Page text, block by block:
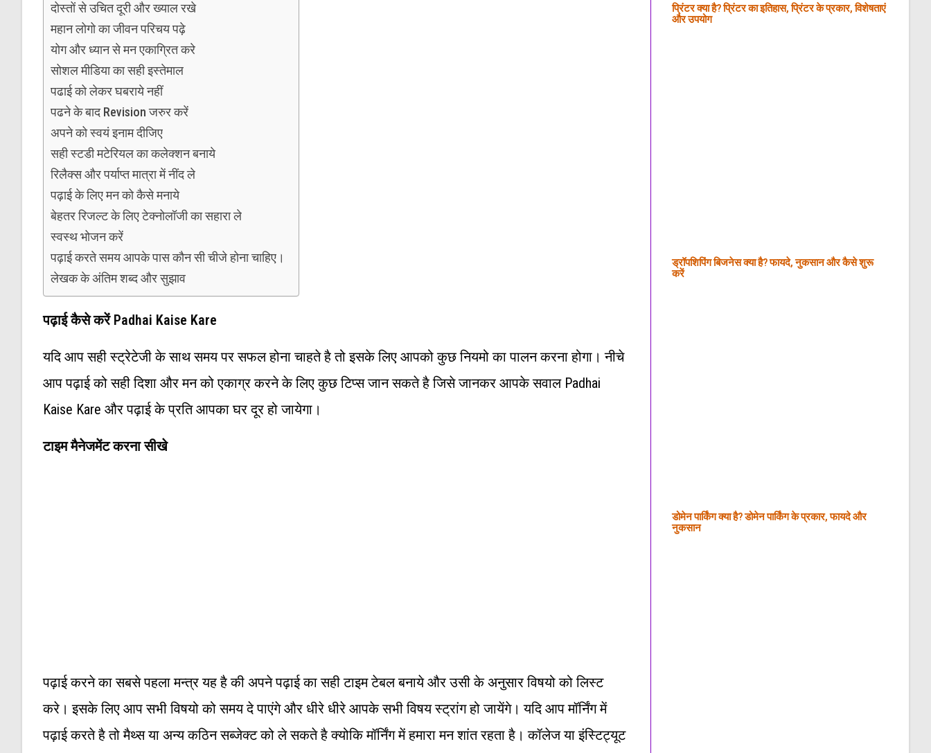
दोस्तों से उचित दूरी और ख्याल रखे
महान लोगो का जीवन परिचय पढ़े
योग और ध्यान से मन एकाग्रित करे
सोशल मीडिया का सही इस्तेमाल
पढाई को लेकर घबराये नहीं
पढने के बाद Revision जरुर करें
अपने को स्वयं इनाम दीजिए
सही स्टडी मटेरियल का कलेक्शन बनाये
रिलैक्स और पर्याप्त मात्रा में नींद ले
पढ़ाई के लिए मन को कैसे मनाये
बेहतर रिजल्ट के लिए टेक्नोलॉजी का सहारा ले
स्वस्थ भोजन करें
पढ़ाई करते समय आपके पास कौन सी चीजे होना चाहिए।
लेखक के अंतिम शब्द और सुझाव
पढ़ाई कैसे करें Padhai Kaise Kare
यदि आप सही स्ट्रेटेजी के साथ समय पर सफल होना चाहते है तो इसके लिए आपको कुछ नियमो का पालन करना होगा। नीचे
आप पढ़ाई को सही दिशा और मन को एकाग्र करने के लिए कुछ टिप्स जान सकते है जिसे जानकर आपके सवाल Padhai
Kaise Kare और पढ़ाई के प्रति आपका घर दूर हो जायेगा।
टाइम मैनेजमेंट करना सीखे
पढ़ाई करने का सबसे पहला मन्त्र यह है की अपने पढ़ाई का सही टाइम टेबल बनाये और उसी के अनुसार विषयो को लिस्ट
करे। इसके लिए आप सभी विषयो को समय दे पाएंगे और धीरे धीरे आपके सभी विषय स्ट्रांग हो जायेंगे। यदि आप मॉर्निंग में
पढ़ाई करते है तो मैथ्स या अन्य कठिन सब्जेक्ट को ले सकते है क्योकि मॉर्निंग में हमारा मन शांत रहता है। कॉलेज या इंस्टिट्यूट
प्रिंटर क्या है? प्रिंटर का इतिहास, प्रिंटर के प्रकार, विशेषताएं
और उपयोग
ड्रॉपशिपिंग बिजनेस क्या है? फायदे, नुकसान और कैसे शुरू
करें
डोमेन पार्किंग क्या है? डोमेन पार्किंग के प्रकार, फायदे और
नुकसान